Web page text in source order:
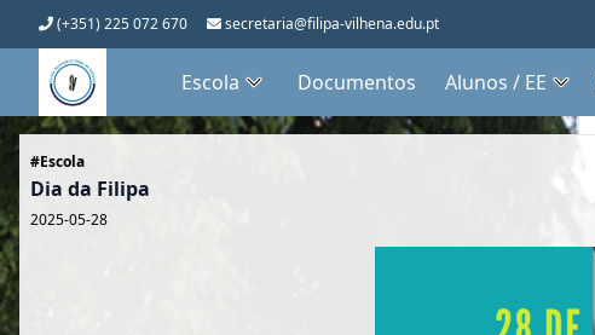
(+351) 225 072 670 secretaria@filipa-vilhena.edu.pt
Escola Documentos Alunos / EE
#Escola
Dia da Filipa
2025-05-28